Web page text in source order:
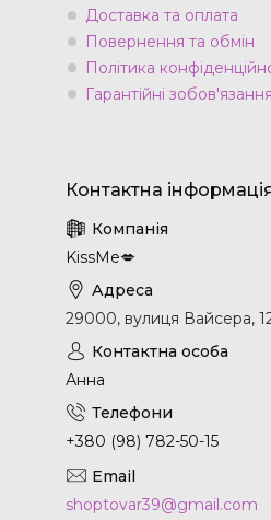
Доставка та оплата
Повернення та обмін
Політика
Гарантійні зобов'язання
KissMe💋
29000, вулиця Вайсера,
Анна
+380 (98) 782-50-15
shoptovar39@gmail.com